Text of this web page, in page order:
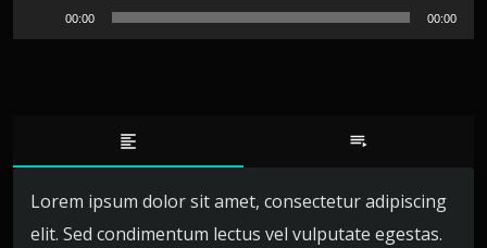
e
u
00:00 00:00
format_align_left playlist_play
Lorem ipsum dolor sit amet, consectetur adipiscing
elit. Sed condimentum lectus vel vulputate egestas.